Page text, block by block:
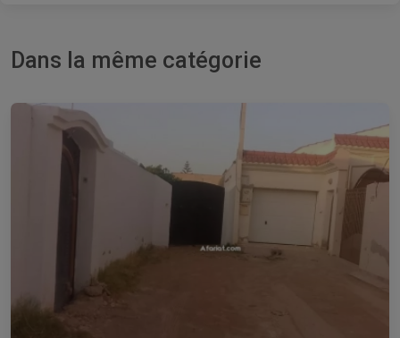
Dans la même catégorie